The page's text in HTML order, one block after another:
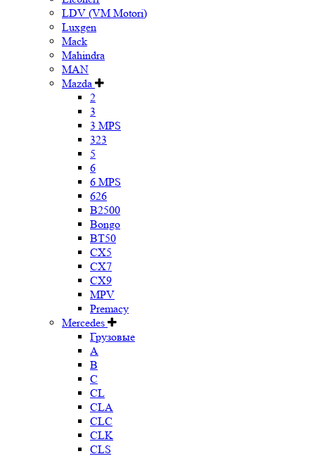
LDV (VM Motori)
Luxgen
Mack
Mahindra
MAN
Mazda
2
3
3 MPS
323
5
6
6 MPS
626
B2500
Bongo
BT50
CX5
CX7
CX9
MPV
Premacy
Mercedes
Грузовые
A
B
C
CL
CLA
CLC
CLK
CLS